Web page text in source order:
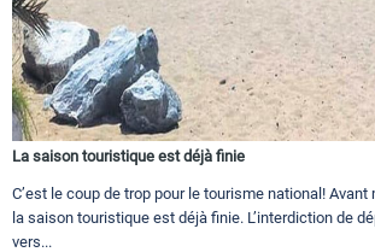
La saison touristique est déjà finie
C’est le coup de trop pour le tourisme national!
la saison touristique est déjà finie. L’interdiction de
vers...